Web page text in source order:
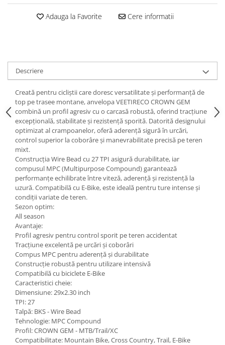
Cauciuc tubeless cu GEL antipană
Accesorii
Anvelope moto
Camere moto
Anvelope ATV
Cauciucuri bicicleta
Anvelope și Camere Utilaje
https://www.doctortrotineta.ro/plata-
tbi?
forceOriginalForEdit=1&preview=00681
Adauga la Favorite Cere informatii
Descriere
Creată pentru cicliștii care doresc versatilitate și performanță de
top pe trasee montane, anvelopa VEETIRECO CROWN GEM
combină un profil agresiv cu o carcasă robustă, oferind tracțiune
excepțională, stabilitate și rezistență sporită. Datorită designului
optimizat al crampoanelor, oferă aderență sigură în urcări,
control superior la coborâre și manevrabilitate precisă pe teren
mixt.
Construcția Wire Bead cu 27 TPI asigură durabilitate, iar
compusul MPC (Multipurpose Compound) garantează
performanțe echilibrate între viteză, aderență și rezistență la
uzură. Compatibilă cu E-Bike, este ideală pentru ture intense și
condiții variate de teren.
Sezon optim:
All season
Avantaje:
Profil agresiv pentru control sporit pe teren accidentat
Tracțiune excelentă pe urcări și coborâri
Compus MPC pentru aderență și durabilitate
Construcție robustă pentru utilizare intensivă
Compatibilă cu biciclete E-Bike
Caracteristici cheie:
Dimensiune: 29x2.30 inch
TPI: 27
Talpă: BKS - Wire Bead
Tehnologie: MPC Compound
Profil: CROWN GEM - MTB/Trail/XC
Compatibilitate: Mountain Bike, Cross Country, Trail, E-Bike